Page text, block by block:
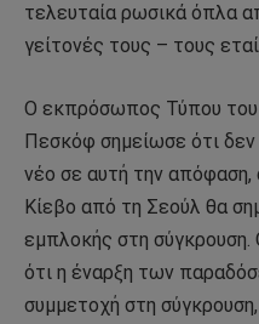
τελευταία ρωσικά όπλα
γείτονές τους – τους
Ο εκπρόσωπος Τύπου
Πεσκόφ σημείωσε ότι
νέο σε αυτή την
Κίεβο από τη Σεούλ θα
εμπλοκής στη
ότι η έναρξη των
συμμετοχή στη